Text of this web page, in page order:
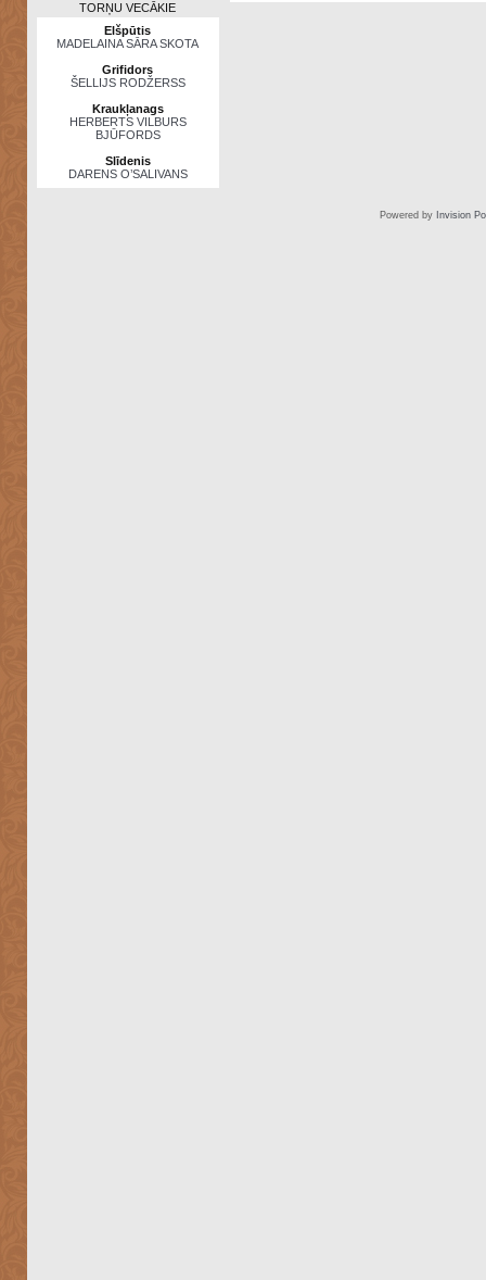
TORŅU VECĀKIE
Elšpūtis
MADELAINA SĀRA SKOTA
Grifidors
ŠELLIJS RODŽERSS
Kraukļanags
HERBERTS VILBURS
BJŪFORDS
Slīdenis
DARENS O’SALIVANS
Powered by Invision